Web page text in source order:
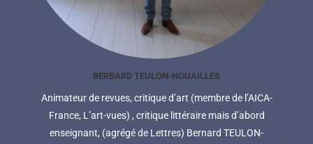
BERBARD TEULON-NOUAILLES
Animateur de revues, critique d’art (membre de l’AICA-
France, L’art-vues) , critique littéraire mais d’abord
enseignant, (agrégé de Lettres) Bernard TEULON-